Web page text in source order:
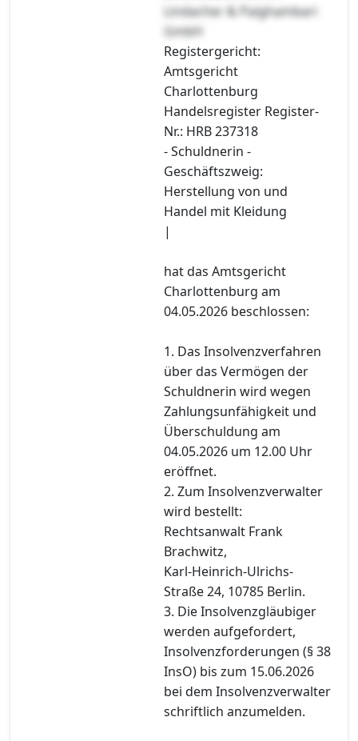
Lindacher & Paighambari
GmbH
Registergericht:
Amtsgericht
Charlottenburg
Handelsregister Register-
Nr.: HRB 237318
- Schuldnerin -
Geschäftszweig:
Herstellung von und
Handel mit Kleidung
|
hat das Amtsgericht
Charlottenburg am
04.05.2026 beschlossen:
1. Das Insolvenzverfahren
über das Vermögen der
Schuldnerin wird wegen
Zahlungsunfähigkeit und
Überschuldung am
04.05.2026 um 12.00 Uhr
eröffnet.
2. Zum Insolvenzverwalter
wird bestellt:
Rechtsanwalt Frank
Brachwitz,
Karl-Heinrich-Ulrichs-
Straße 24, 10785 Berlin.
3. Die Insolvenzgläubiger
werden aufgefordert,
Insolvenzforderungen (§ 38
InsO) bis zum 15.06.2026
bei dem Insolvenzverwalter
schriftlich anzumelden.